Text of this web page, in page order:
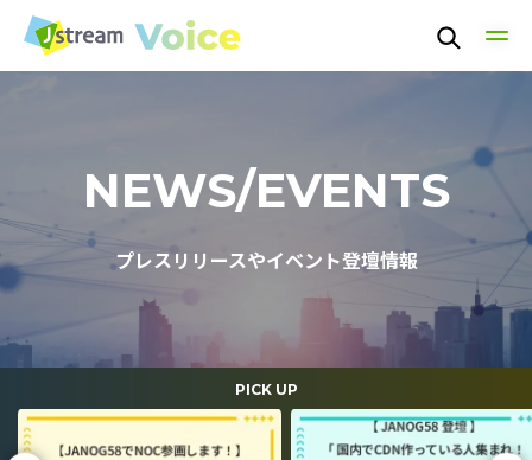
TECHNOLOGY
PEOPLE
CULTURE
NEWS / EVENT
NEWS/EVENTS
プレスリリースやイベント登壇情報
PICK UP